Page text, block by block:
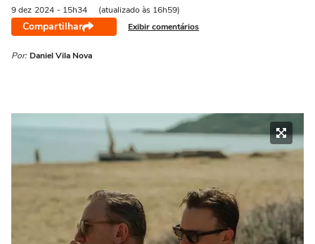
9 dez 2024 - 15h34 (atualizado às 16h59)
Compartilhar Exibir comentários
Por: Daniel Vila Nova